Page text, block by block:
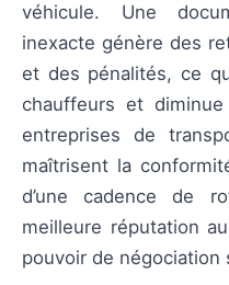
véhicule. Une
inexacte génère des
et des pénalités, ce
chauffeurs et
entreprises de
maîtrisent la
d’une cadence de
meilleure réputation
pouvoir de